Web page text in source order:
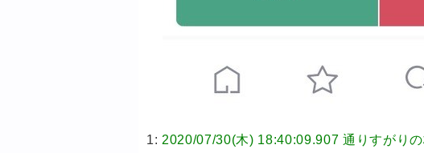
1: 2020/07/30(木) 18:40:09.907 通りすがり